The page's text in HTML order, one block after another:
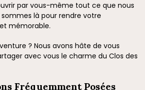
par vous-même tout ce que nous
là pour rendre votre
mémorable.
? Nous avons hâte de vous
avec vous le charme du Clos des
Fréquemment Posées